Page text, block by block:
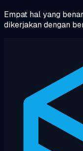
Empat hal yang
dikerjakan dengan